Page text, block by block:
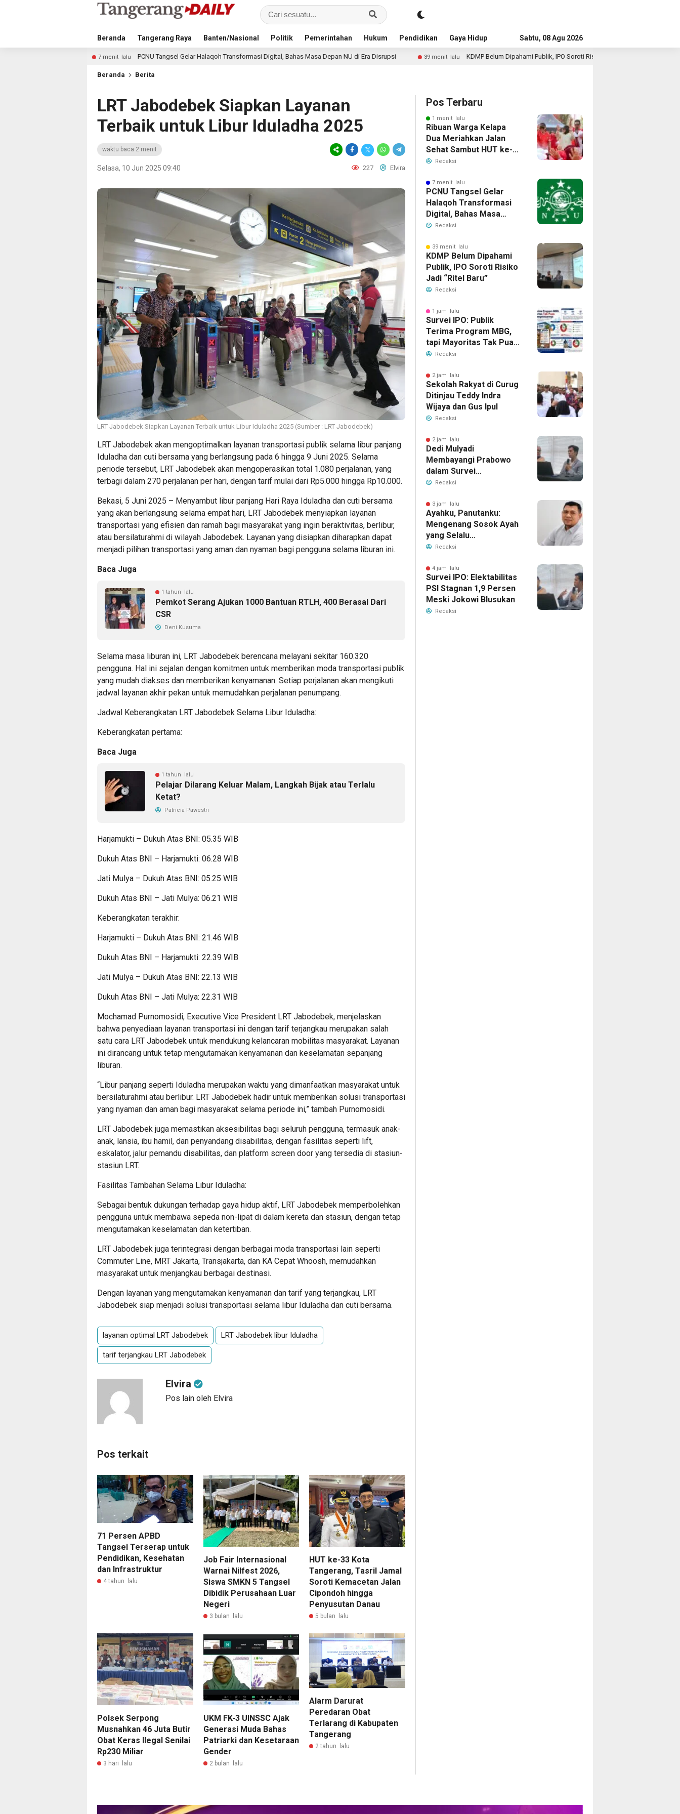
Beranda Tangerang Raya Banten/Nasional Politik Pemerintahan Hukum Pendidikan Gaya Hidup AdvertorialSabtu, 08 Agu 2026
PCNU Tangsel Gelar Halaqoh Transformasi Digital, Bahas Masa Depan NU di Era Disrupsi 39 menit lalu KDMP Belum Dipahami Publik, IPO Soroti Risiko Jadi “Ritel Baru”
Beranda Berita
LRT Jabodebek Siapkan Layanan
Terbaik untuk Libur Iduladha 2025
waktu baca 2 menit
Selasa, 10 Jun 2025 09:40 227 Elvira
LRT Jabodebek Siapkan Layanan Terbaik untuk Libur Iduladha 2025 (Sumber : LRT Jabodebek)
LRT Jabodebek akan mengoptimalkan layanan transportasi publik selama libur panjang
Iduladha dan cuti bersama yang berlangsung pada 6 hingga 9 Juni 2025. Selama
periode tersebut, LRT Jabodebek akan mengoperasikan total 1.080 perjalanan, yang
terbagi dalam 270 perjalanan per hari, dengan tarif mulai dari Rp5.000 hingga Rp10.000.
Bekasi, 5 Juni 2025 – Menyambut libur panjang Hari Raya Iduladha dan cuti bersama
yang akan berlangsung selama empat hari, LRT Jabodebek menyiapkan layanan
transportasi yang efisien dan ramah bagi masyarakat yang ingin beraktivitas, berlibur,
atau bersilaturahmi di wilayah Jabodebek. Layanan yang disiapkan diharapkan dapat
menjadi pilihan transportasi yang aman dan nyaman bagi pengguna selama liburan ini.
Baca Juga
1 tahun lalu
Pemkot Serang Ajukan 1000 Bantuan RTLH, 400 Berasal Dari
CSR
Deni Kusuma
Selama masa liburan ini, LRT Jabodebek berencana melayani sekitar 160.320
pengguna. Hal ini sejalan dengan komitmen untuk memberikan moda transportasi publik
yang mudah diakses dan memberikan kenyamanan. Setiap perjalanan akan mengikuti
jadwal layanan akhir pekan untuk memudahkan perjalanan penumpang.
Jadwal Keberangkatan LRT Jabodebek Selama Libur Iduladha:
Keberangkatan pertama:
Baca Juga
1 tahun lalu
Pelajar Dilarang Keluar Malam, Langkah Bijak atau Terlalu
Ketat?
Patricia Pawestri
Harjamukti – Dukuh Atas BNI: 05.35 WIB
Dukuh Atas BNI – Harjamukti: 06.28 WIB
Jati Mulya – Dukuh Atas BNI: 05.25 WIB
Dukuh Atas BNI – Jati Mulya: 06.21 WIB
Keberangkatan terakhir:
Harjamukti – Dukuh Atas BNI: 21.46 WIB
Dukuh Atas BNI – Harjamukti: 22.39 WIB
Jati Mulya – Dukuh Atas BNI: 22.13 WIB
Dukuh Atas BNI – Jati Mulya: 22.31 WIB
Mochamad Purnomosidi, Executive Vice President LRT Jabodebek, menjelaskan
bahwa penyediaan layanan transportasi ini dengan tarif terjangkau merupakan salah
satu cara LRT Jabodebek untuk mendukung kelancaran mobilitas masyarakat. Layanan
ini dirancang untuk tetap mengutamakan kenyamanan dan keselamatan sepanjang
liburan.
“Libur panjang seperti Iduladha merupakan waktu yang dimanfaatkan masyarakat untuk
bersilaturahmi atau berlibur. LRT Jabodebek hadir untuk memberikan solusi transportasi
yang nyaman dan aman bagi masyarakat selama periode ini,” tambah Purnomosidi.
LRT Jabodebek juga memastikan aksesibilitas bagi seluruh pengguna, termasuk anak-
anak, lansia, ibu hamil, dan penyandang disabilitas, dengan fasilitas seperti lift,
eskalator, jalur pemandu disabilitas, dan platform screen door yang tersedia di stasiun-
stasiun LRT.
Fasilitas Tambahan Selama Libur Iduladha:
Sebagai bentuk dukungan terhadap gaya hidup aktif, LRT Jabodebek memperbolehkan
pengguna untuk membawa sepeda non-lipat di dalam kereta dan stasiun, dengan tetap
mengutamakan keselamatan dan ketertiban.
LRT Jabodebek juga terintegrasi dengan berbagai moda transportasi lain seperti
Commuter Line, MRT Jakarta, Transjakarta, dan KA Cepat Whoosh, memudahkan
masyarakat untuk menjangkau berbagai destinasi.
Dengan layanan yang mengutamakan kenyamanan dan tarif yang terjangkau, LRT
Jabodebek siap menjadi solusi transportasi selama libur Iduladha dan cuti bersama.
layanan optimal LRT Jabodebek LRT Jabodebek libur Iduladha
tarif terjangkau LRT Jabodebek
Elvira
Pos lain oleh Elvira
Pos terkait
71 Persen APBD
Tangsel Terserap untuk
Pendidikan, Kesehatan
dan Infrastruktur
4 tahun lalu
Job Fair Internasional
Warnai Nilfest 2026,
Siswa SMKN 5 Tangsel
Dibidik Perusahaan Luar
Negeri
3 bulan lalu
HUT ke-33 Kota
Tangerang, Tasril Jamal
Soroti Kemacetan Jalan
Cipondoh hingga
Penyusutan Danau
5 bulan lalu
Polsek Serpong
Musnahkan 46 Juta Butir
Obat Keras Ilegal Senilai
Rp230 Miliar
3 hari lalu
UKM FK-3 UINSSC Ajak
Generasi Muda Bahas
Patriarki dan Kesetaraan
Gender
2 bulan lalu
Alarm Darurat
Peredaran Obat
Terlarang di Kabupaten
Tangerang
2 tahun lalu
Pos Terbaru
1 menit lalu
Ribuan Warga Kelapa
Dua Meriahkan Jalan
Sehat Sambut HUT ke-81
RI
Redaksi
7 menit lalu
PCNU Tangsel Gelar
Halaqoh Transformasi
Digital, Bahas Masa
Depan NU di Era Disrupsi
Redaksi
39 menit lalu
KDMP Belum Dipahami
Publik, IPO Soroti Risiko
Jadi “Ritel Baru”
Redaksi
1 jam lalu
Survei IPO: Publik
Terima Program MBG,
tapi Mayoritas Tak Puas
dengan Pengelolaannya
Redaksi
2 jam lalu
Sekolah Rakyat di Curug
Ditinjau Teddy Indra
Wijaya dan Gus Ipul
Redaksi
2 jam lalu
Dedi Mulyadi
Membayangi Prabowo
dalam Survei
Elektabilitas Capres IPO
Redaksi
3 jam lalu
Ayahku, Panutanku:
Mengenang Sosok Ayah
yang Selalu
Membersamaiku
Redaksi
4 jam lalu
Survei IPO: Elektabilitas
PSI Stagnan 1,9 Persen
Meski Jokowi Blusukan
Redaksi